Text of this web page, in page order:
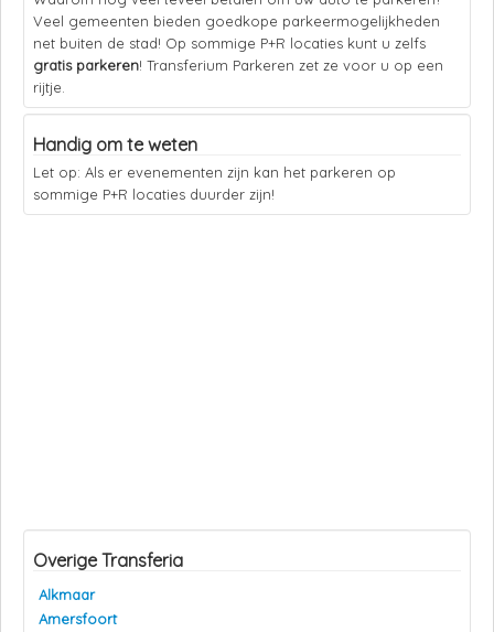
Veel gemeenten bieden goedkope parkeermogelijkheden
net buiten de stad! Op sommige P+R locaties kunt u zelfs
gratis parkeren! Transferium Parkeren zet ze voor u op een
rijtje.
Handig om te weten
Let op: Als er evenementen zijn kan het parkeren op
sommige P+R locaties duurder zijn!
Overige Transferia
Alkmaar
Amersfoort